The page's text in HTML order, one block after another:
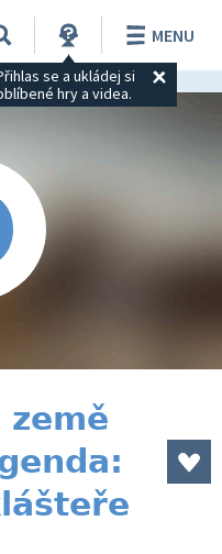
se a ukládej si
hry a videa.
MENU
země